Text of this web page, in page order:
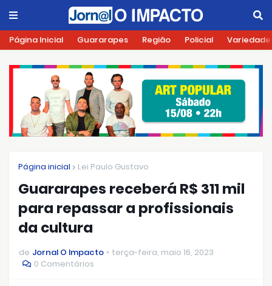
Página Inicial Guararapes Região Policial
Página inicial Lei Paulo Gustavo
Guararapes receberá R$ 311 mil
para repassar a profissionais
da cultura
de Jornal O Impacto
terça-feira, maio 16, 2023
0 Comentários